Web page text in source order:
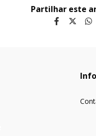
Partilhar este